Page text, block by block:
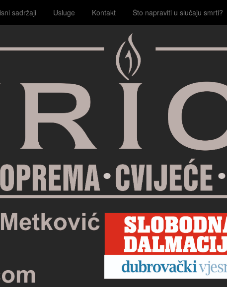
sadržaji Usluge Kontakt Što napraviti u slučaju smrti?